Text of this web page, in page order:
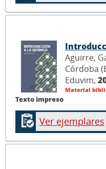
Texto impreso
Aguirre,
Córdoba
Eduvim,
Material
Ver ejemplares